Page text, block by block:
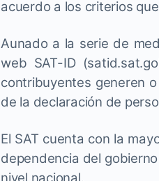
acuerdo a los criterios
Aunado a la serie de
web SAT-ID
contribuyentes generen
de la declaración de
El SAT cuenta con la
dependencia del